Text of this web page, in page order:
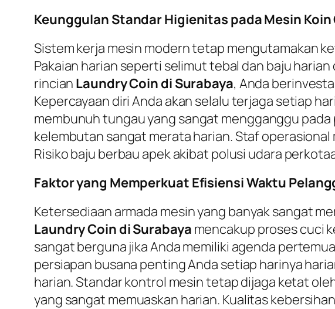
Keunggulan Standar Higienitas pada Mesin
Sistem kerja mesin modern tetap mengutamakan
Pakaian harian seperti selimut tebal dan baju
rincian Laundry Coin di Surabaya, Anda
Kepercayaan diri Anda akan selalu terjaga setiap
membunuh tungau yang sangat mengganggu
kelembutan sangat merata harian. Staf
Risiko baju berbau apek akibat polusi udara
Faktor yang Memperkuat Efisiensi Waktu
Ketersediaan armada mesin yang banyak sangat
Laundry Coin di Surabaya mencakup proses cuci
sangat berguna jika Anda memiliki agenda
persiapan busana penting Anda setiap harinya
harian. Standar kontrol mesin tetap dijaga ketat
yang sangat memuaskan harian. Kualitas